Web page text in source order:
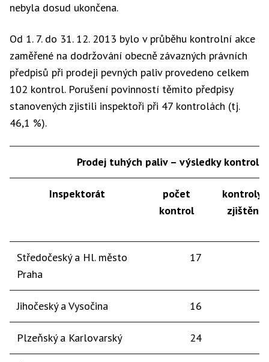
nebyla dosud ukončena.
Od 1. 7. do 31. 12. 2013 bylo v průběhu kontrolní akce
zaměřené na dodržování obecně závazných právních
předpisů při prodeji pevných paliv provedeno celkem
102 kontrol. Porušení povinností těmito předpisy
stanovených zjistili inspektoři při 47 kontrolách (tj.
46,1 %).
Prodej tuhých paliv – výsledky kontrol
Inspektorát
počet
kontrol
kontroly
Středočeský a Hl. město
Praha
17
Jihočeský a Vysočina 16
Plzeňský a Karlovarský 24